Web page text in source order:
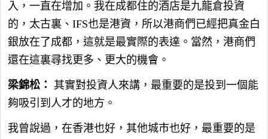
入，一直在增加。我在成都住的酒店是九龍倉投資
的，太古裏、IFS也是港資，所以港商們已經把真金白
銀放在了成都，這就是最實際的表達。當然，港商們
還在這裏尋找更多、更大的機會。
梁錦松： 其實對投資人來講，最重要的是投到一個能
夠吸引到人才的地方。
我曾說過，在香港也好，其他城市也好，最重要的是